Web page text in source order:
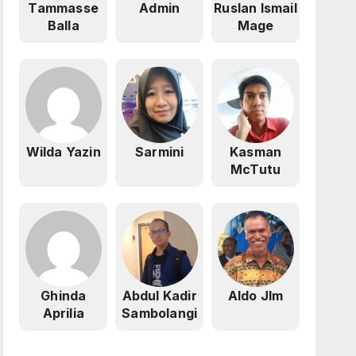
Tammasse
Balla
Admin
Ruslan Ismail
Mage
Wilda Yazin Sarmini
Kasman
McTutu
Ghinda
Aprilia
Abdul Kadir
Sambolangi
Aldo Jlm